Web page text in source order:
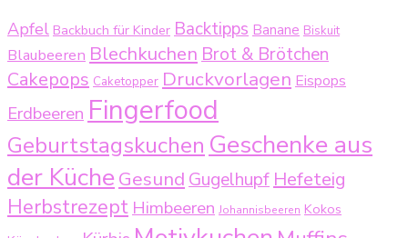
Apfel Backbuch für Kinder Backtipps Banane Biskuit
Blaubeeren Blechkuchen Brot & Brötchen
Cakepops Caketopper Druckvorlagen Eispops
Erdbeeren Fingerfood
Geburtstagskuchen Geschenke aus
der KücheGesund Gugelhupf Hefeteig
Herbstrezept Himbeeren Johannisbeeren Kokos